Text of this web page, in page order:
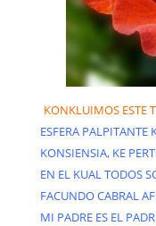
KONKLUIMOS ESTE
ESFERA PALPITANTE
KONSIENSIA, KE
EN EL KUAL TODOS
FACUNDO CABRAL
MI PADRE ES EL